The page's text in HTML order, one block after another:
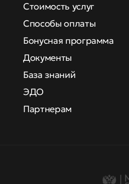
Стоимость услуг
Способы оплаты
Бонусная программа
Документы
База знаний
ЭДО
Партнерам